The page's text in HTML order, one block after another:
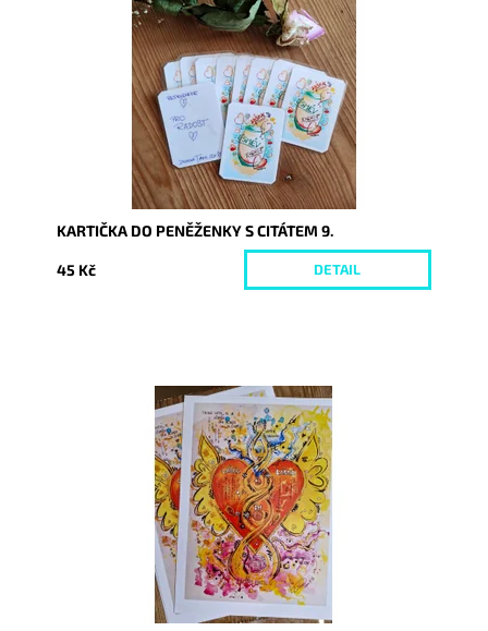
Dostupnost:
Momentálně nedostupné
6338
KARTIČKA DO PENĚŽENKY S CITÁTEM 9.
45 Kč DETAIL
Skladem
9834/REP/30